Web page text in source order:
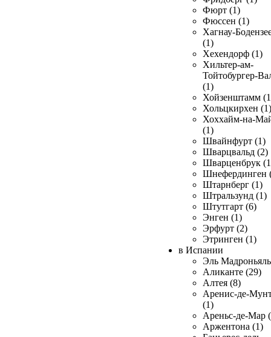
Фюрт (1)
Фюссен (1)
Хагнау-
(1)
Хехендорф (1)
Хильтер-ам-
Тойтобургер-
(1)
Хойзенштамм
Хольцкирхен (1)
Хоххайм-на-
(1)
Швайнфурт (1)
Шварцвальд (2)
Шварценбрук
Шнефердинген
Штарнберг (1)
Штральзунд (1)
Штутгарт (6)
Энген (1)
Эрфурт (2)
Этринген (1)
в Испании
Эль
Аликанте (29)
Алтея (8)
Аренис-де-
(1)
Ареньс-де-Мар
Аржентона (1)